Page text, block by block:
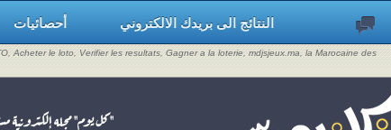
النتائج الى بريدك الالكتروني
Acheter le loto, Verifier les resultats, Gagner a la loterie, mdjsjeux.ma, la Marocaine des